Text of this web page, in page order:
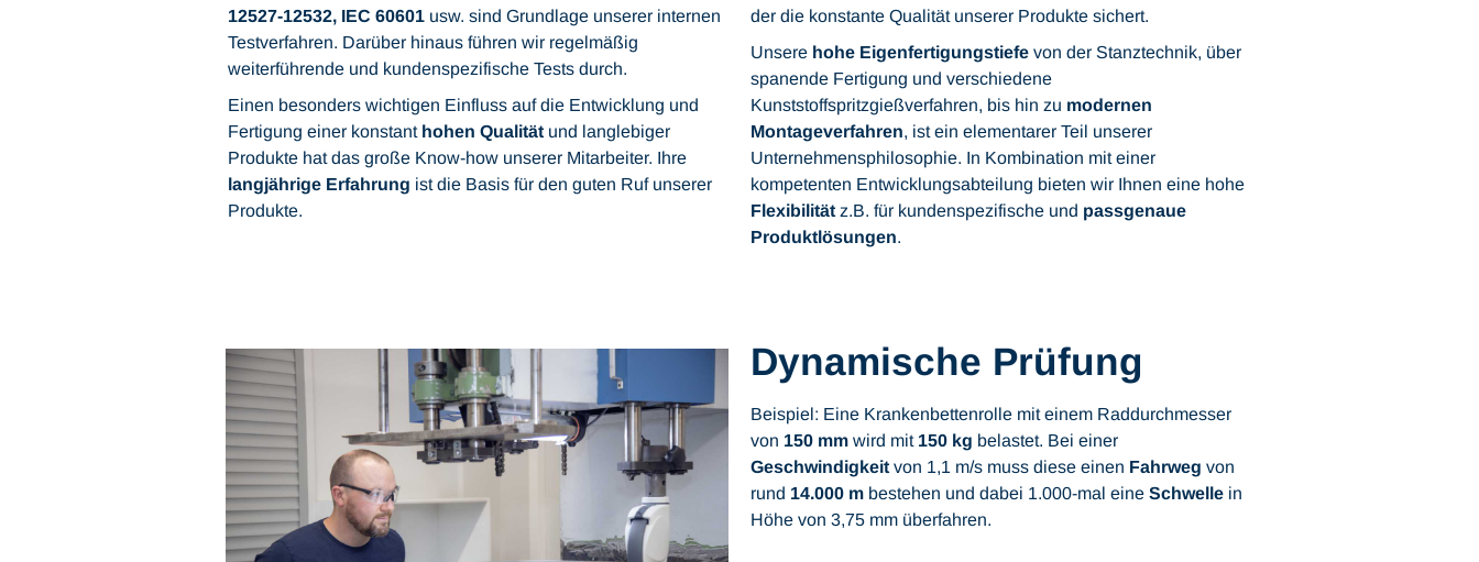
12527-12532, IEC 60601 usw. sind Grundlage unserer internen
Testverfahren. Darüber hinaus führen wir regelmäßig
weiterführende und kundenspezifische Tests durch.
Einen besonders wichtigen Einfluss auf die Entwicklung und
Fertigung einer konstant hohen Qualität und langlebiger
Produkte hat das große Know-how unserer Mitarbeiter. Ihre
langjährige Erfahrung ist die Basis für den guten Ruf unserer
Produkte.
der die konstante Qualität unserer Produkte sichert.
Unsere hohe Eigenfertigungstiefe von der Stanztechnik, über
spanende Fertigung und verschiedene
Kunststoffspritzgießverfahren, bis hin zu modernen
Montageverfahren, ist ein elementarer Teil unserer
Unternehmensphilosophie. In Kombination mit einer
kompetenten Entwicklungsabteilung bieten wir Ihnen eine hohe
Flexibilität z.B. für kundenspezifische und passgenaue
Produktlösungen.
Dynamische Prüfung
Beispiel: Eine Krankenbettenrolle mit einem Raddurchmesser
von 150 mmwird mit 150 kg belastet. Bei einer
Geschwindigkeitvon 1,1 m/s muss diese einen Fahrweg von
rund 14.000 m bestehen und dabei 1.000-mal eine Schwellein
Höhe von 3,75 mm überfahren.